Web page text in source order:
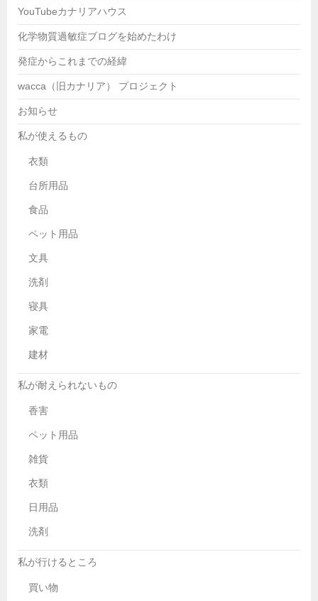
YouTubeカナリアハウス
化学物質過敏症ブログを始めたわけ
発症からこれまでの経緯
wacca（旧カナリア） プロジェクト
お知らせ
私が使えるもの
衣類
台所用品
食品
ペット用品
文具
洗剤
寝具
家電
建材
私が耐えられないもの
香害
ペット用品
雑貨
衣類
日用品
洗剤
私が行けるところ
買い物